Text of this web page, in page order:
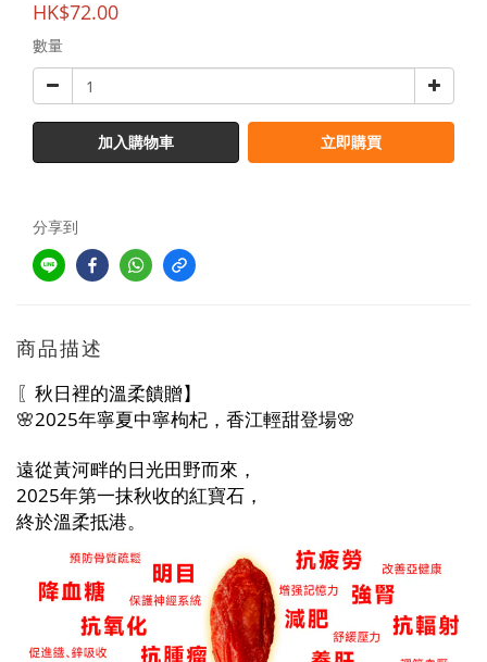
HK$72.00
數量
加入購物車 立即購買
分享到
商品描述
〖秋日裡的溫柔饋贈】
🌸2025年寧夏中寧枸杞，香江輕甜登場🌸
遠從黃河畔的日光田野而來，
2025年第一抹秋收的紅寶石，
終於溫柔抵港。